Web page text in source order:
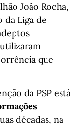
João Rocha,
da Liga de
que
da PSP está
décadas, na